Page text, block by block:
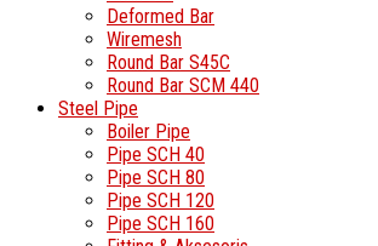
Deformed Bar
Wiremesh
Round Bar S45C
Round Bar SCM 440
Steel Pipe
Boiler Pipe
Pipe SCH 40
Pipe SCH 80
Pipe SCH 120
Pipe SCH 160